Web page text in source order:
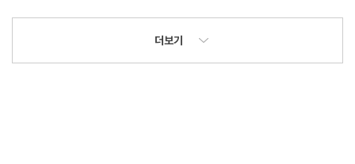
더보기